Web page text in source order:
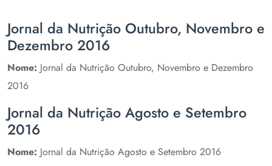
Jornal da Nutrição Outubro, Novembro e
Dezembro 2016
Nome: Jornal da Nutrição Outubro, Novembro e Dezembro
2016
Jornal da Nutrição Agosto e Setembro
2016
Nome: Jornal da Nutrição Agosto e Setembro 2016